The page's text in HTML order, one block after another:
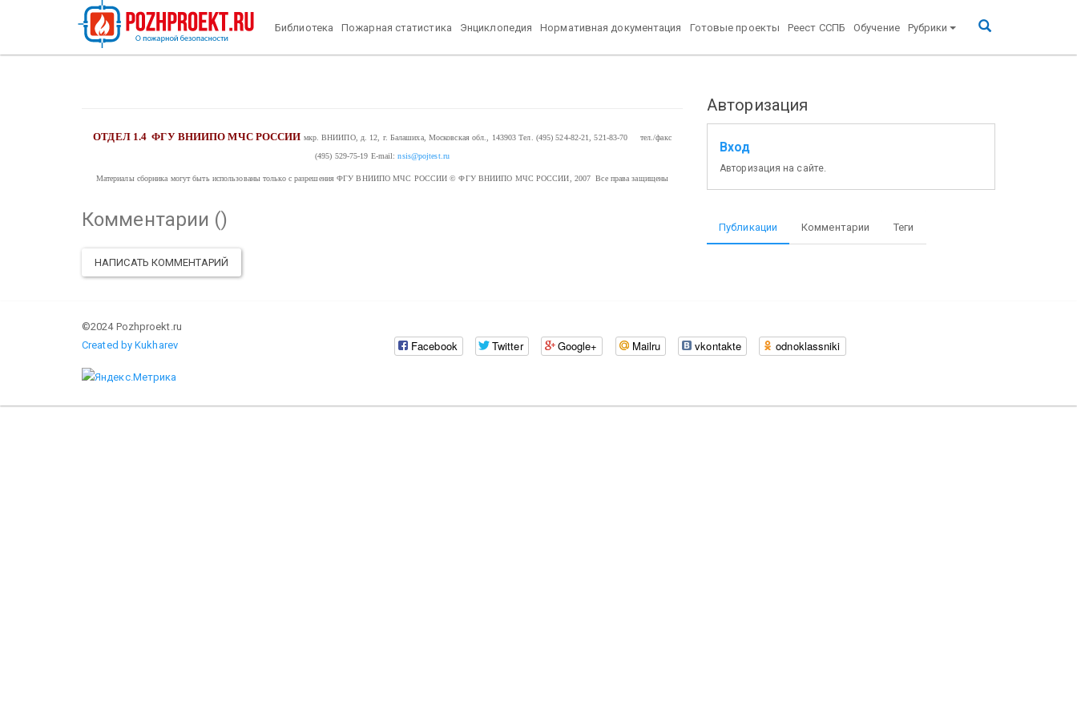
Библиотека Пожарная статистика Энциклопедия Нормативная документация Готовые проекты Реест ССПБ Обучение Рубрики
ОТДЕЛ 1.4ФГУ ВНИИПО МЧС РОССИИ мкр. ВНИИПО, д. 12, г. Балашиха, Московская обл., 143903 Тел. (495) 524-82-21, 521-83-70 тел./факс
(495) 529-75-19 E-mail:nsis@pojtest.ru
Материалы сборника могут быть использованы только с разрешения ФГУ ВНИИПО МЧС РОССИИ © ФГУ ВНИИПО МЧС РОССИИ, 2007 Все права защищены
Комментарии ()
НАПИСАТЬ КОММЕНТАРИЙ
Авторизация
Вход
Авторизация на сайте.
Публикации Комментарии Теги
©2024 Pozhproekt.ru
Created by Kukharev
Facebook Twitter Google+ Mailru vkontakte odnoklassniki